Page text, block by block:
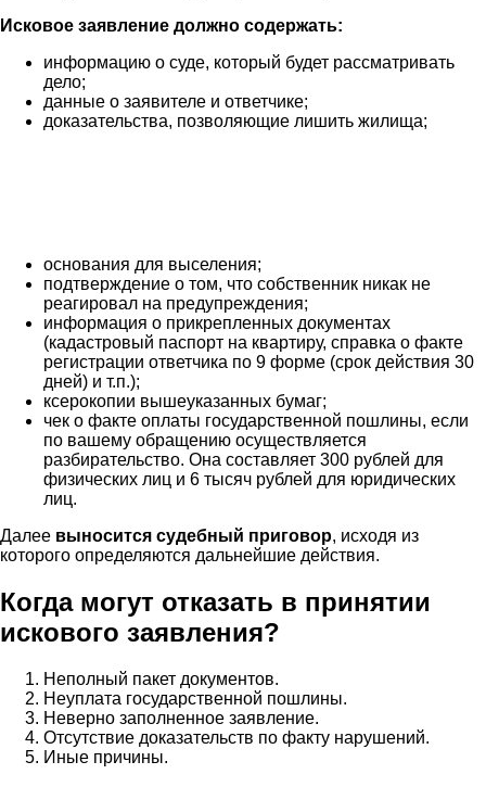
Исковое заявление должно содержать:
информацию о суде, который будет рассматривать
дело;
данные о заявителе и ответчике;
доказательства, позволяющие лишить жилища;
основания для выселения;
подтверждение о том, что собственник никак не
реагировал на предупреждения;
информация о прикрепленных документах
(кадастровый паспорт на квартиру, справка о факте
регистрации ответчика по 9 форме (срок действия 30
дней) и т.п.);
ксерокопии вышеуказанных бумаг;
чек о факте оплаты государственной пошлины, если
по вашему обращению осуществляется
разбирательство. Она составляет 300 рублей для
физических лиц и 6 тысяч рублей для юридических
лиц.
Далее выносится судебный приговор, исходя из
которого определяются дальнейшие действия.
Когда могут отказать в принятии
искового заявления?
Неполный пакет документов.
Неуплата государственной пошлины.
Неверно заполненное заявление.
Отсутствие доказательств по факту нарушений.
Иные причины.